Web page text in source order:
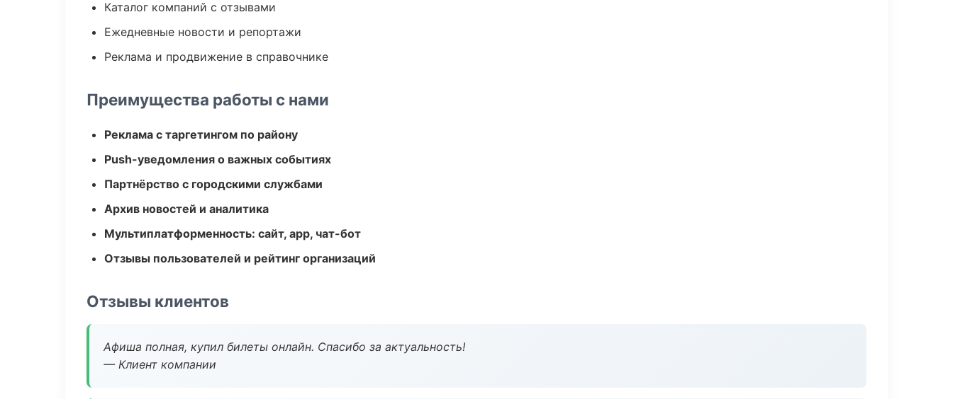
Каталог компаний с отзывами
Ежедневные новости и репортажи
Реклама и продвижение в справочнике
Преимущества работы с нами
Реклама с таргетингом по району
Push-уведомления о важных событиях
Партнёрство с городскими службами
Архив новостей и аналитика
Мультиплатформенность: сайт, app, чат-бот
Отзывы пользователей и рейтинг организаций
Отзывы клиентов
Афиша полная, купил билеты онлайн. Спасибо за актуальность!
— Клиент компании